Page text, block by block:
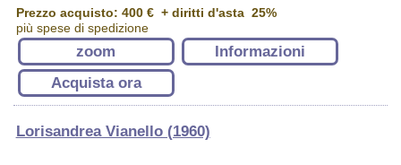
Prezzo acquisto: 400 €+ diritti d'asta 25%
più spese di spedizione
zoom
Informazioni
Acquista ora
Lorisandrea Vianello (1960)